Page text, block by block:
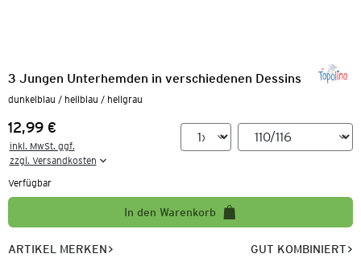
3 Jungen Unterhemden in verschiedenen Dessins
dunkelblau / hellblau / hellgrau
Preis:
12,99 €
inkl. MwSt. ggf.
zzgl. Versandkosten
Verfügbar
In den Warenkorb
ARTIKEL MERKEN GUT KOMBINIERT